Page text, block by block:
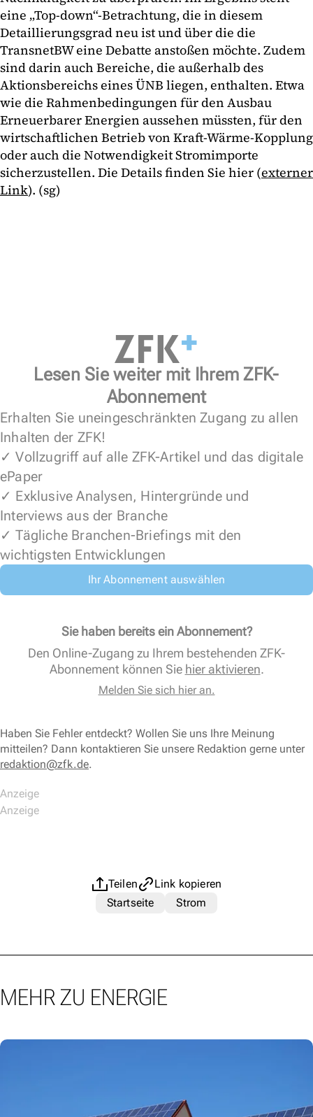
eine „Top-down“-Betrachtung, die in diesem
Detaillierungsgrad neu ist und über die die
TransnetBW eine Debatte anstoßen möchte. Zudem
sind darin auch Bereiche, die außerhalb des
Aktionsbereichs eines ÜNB liegen, enthalten. Etwa
wie die Rahmenbedingungen für den Ausbau
Erneuerbarer Energien aussehen müssten, für den
wirtschaftlichen Betrieb von Kraft-Wärme-Kopplung
oder auch die Notwendigkeit Stromimporte
sicherzustellen. Die Details finden Sie hier (externer
Link). (sg)
Lesen Sie weiter mit Ihrem ZFK-
Abonnement
Erhalten Sie uneingeschränkten Zugang zu allen
Inhalten der ZFK!
✓ Vollzugriff auf alle ZFK-Artikel und das digitale
ePaper
✓ Exklusive Analysen, Hintergründe und
Interviews aus der Branche
✓ Tägliche Branchen-Briefings mit den
wichtigsten Entwicklungen
Ihr Abonnement auswählen
Sie haben bereits ein Abonnement?
Den Online-Zugang zu Ihrem bestehenden ZFK-
Abonnement können Sie hier aktivieren.
Melden Sie sich hier an.
Haben Sie Fehler entdeckt? Wollen Sie uns Ihre Meinung
mitteilen? Dann kontaktieren Sie unsere Redaktion gerne unter
redaktion@zfk.de.
Teilen
Link kopieren
Startseite
Strom
MEHR ZU ENERGIE